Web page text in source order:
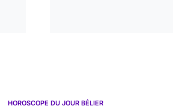
HOROSCOPE DU JOUR BÉLIER